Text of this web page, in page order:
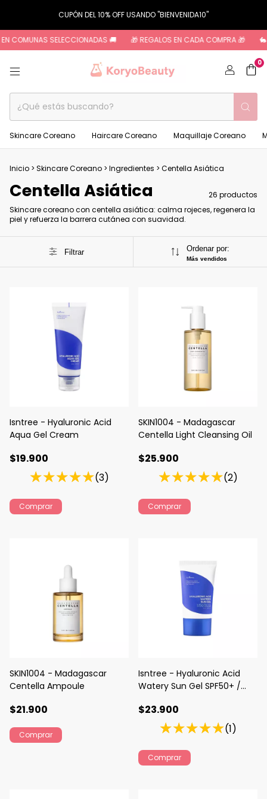
CUPÓN DEL 10% OFF USANDO "BIENVENIDA10"
SELECCIONADAS 🚚 🎁 REGALOS EN CADA COMPRA 🎁 🐇
0
Skincare Coreano Haircare Coreano Maquillaje Coreano
Inicio > Skincare Coreano > Ingredientes > Centella Asiática
Centella Asiática
26 productos
Skincare coreano con centella asiática: calma rojeces, regenera la
piel y refuerza la barrera cutánea con suavidad.
Filtrar Ordenar por:
Más vendidos
Isntree - Hyaluronic Acid
Aqua Gel Cream
$19.900
(3)
SKIN1004 - Madagascar
Centella Light Cleansing Oil
$25.900
(2)
SKIN1004 - Madagascar
Centella Ampoule
$21.900
Isntree - Hyaluronic Acid
Watery Sun Gel SPF50+ /
$23.900
(1)